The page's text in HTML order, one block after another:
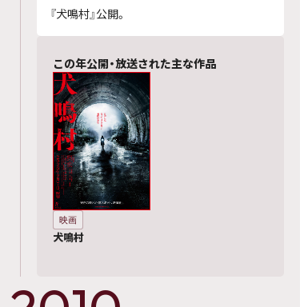
『犬鳴村』公開。
この年公開・放送された主な作品
映画
犬鳴村